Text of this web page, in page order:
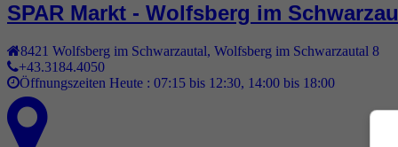
SPAR Markt - Wolfsberg im
8421 Wolfsberg im Schwarzautal Wolfsberg im Schwarzautal 8
+43.3184.4050
Öffnungszeiten Heute : 07:15 bis 12:30, 14:00 bis 18:00